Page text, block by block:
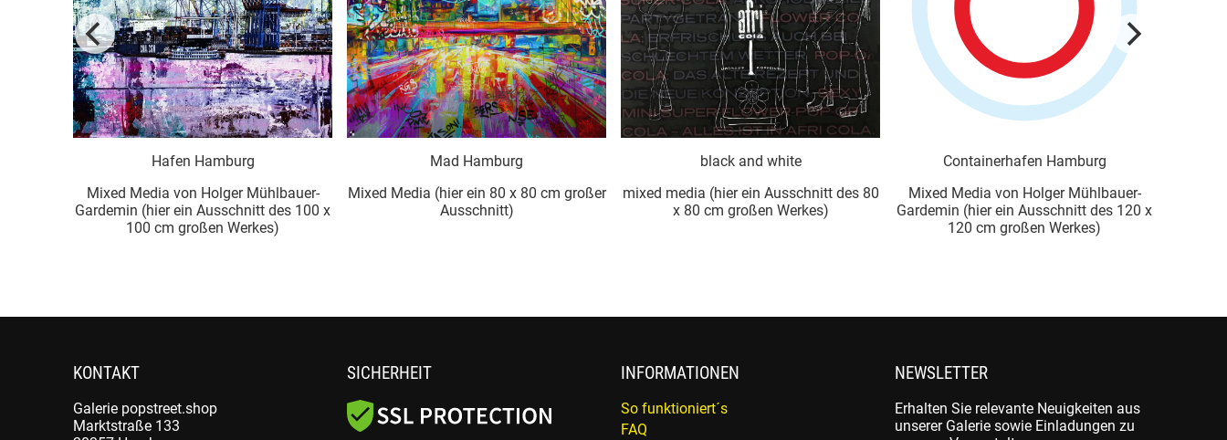
Hafen Hamburg
Mixed Media von Holger Mühlbauer-
Gardemin (hier ein Ausschnitt des 100 x
100 cm großen Werkes)
Mad Hamburg
Mixed Media (hier ein 80 x 80 cm großer
Ausschnitt)
black and white
mixed media (hier ein Ausschnitt des 80
x 80 cm großen Werkes)
Containerhafen Hamburg
Mixed Media von Holger Mühlbauer-
Gardemin (hier ein Ausschnitt des 120 x
120 cm großen Werkes)
KONTAKT
Galerie popstreet.shop
Marktstraße 133
SICHERHEIT INFORMATIONEN
So funktioniert´s
FAQ
NEWSLETTER
Erhalten Sie relevante Neuigkeiten aus
unserer Galerie sowie Einladungen zu